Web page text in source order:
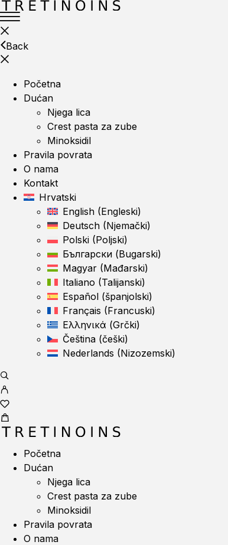
Back
Početna
Dućan
Njega lica
Crest pasta za zube
Minoksidil
Pravila povrata
O nama
Kontakt
Hrvatski
English (Engleski)
Deutsch (Njemački)
Polski (Poljski)
Български (Bugarski)
Magyar (Mađarski)
Italiano (Talijanski)
Español (španjolski)
Français (Francuski)
Ελληνικά (Grčki)
Čeština (češki)
Nederlands (Nizozemski)
Početna
Dućan
Njega lica
Crest pasta za zube
Minoksidil
Pravila povrata
O nama